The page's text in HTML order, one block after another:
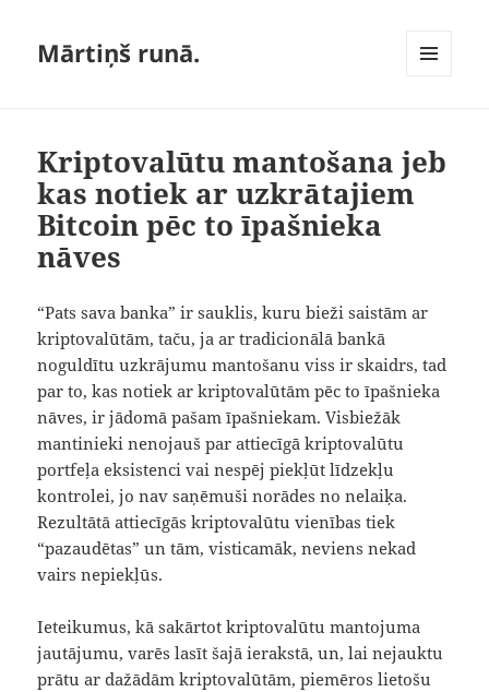
Mārtiņš runā.
Kriptovalūtu mantošana jeb
kas notiek ar uzkrātajiem
Bitcoin pēc to īpašnieka
nāves
“Pats sava banka” ir sauklis, kuru bieži saistām ar
kriptovalūtām, taču, ja ar tradicionālā bankā
noguldītu uzkrājumu mantošanu viss ir skaidrs, tad
par to, kas notiek ar kriptovalūtām pēc to īpašnieka
nāves, ir jādomā pašam īpašniekam. Visbiežāk
mantinieki nenojauš par attiecīgā kriptovalūtu
portfeļa eksistenci vai nespēj piekļūt līdzekļu
kontrolei, jo nav saņēmuši norādes no nelaiķa.
Rezultātā attiecīgās kriptovalūtu vienības tiek
“pazaudētas” un tām, visticamāk, neviens nekad
vairs nepiekļūs.
Ieteikumus, kā sakārtot kriptovalūtu mantojuma
jautājumu, varēs lasīt šajā ierakstā, un, lai nejauktu
prātu ar dažādām kriptovalūtām, piemēros lietošu